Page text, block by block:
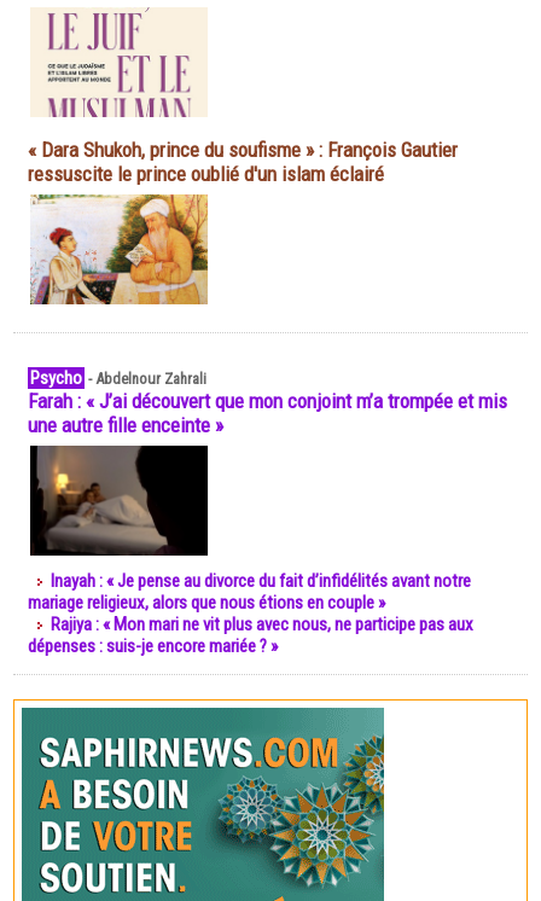
« Dara Shukoh, prince du soufisme » : François Gautier
ressuscite le prince oublié d'un islam éclairé
Psycho -Abdelnour Zahrali
Farah : « J’ai découvert que mon conjoint m’a trompée et mis
une autre fille enceinte »
Inayah : « Je pense au divorce du fait d’infidélités avant notre
mariage religieux, alors que nous étions en couple »
Rajiya : « Mon mari ne vit plus avec nous, ne participe pas aux
dépenses : suis-je encore mariée ? »